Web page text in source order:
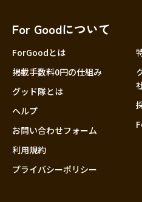
For Goodについて
ForGoodとは
掲載手数料0円の仕組み
グッド隊とは
ヘルプ
お問い合わせフォーム
利用規約
プライバシーポリシー